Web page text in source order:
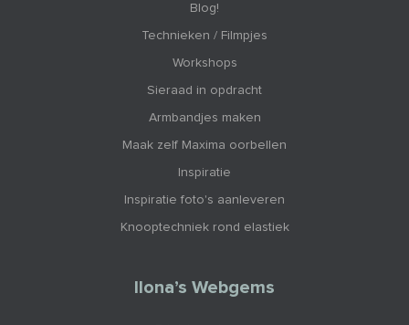
Blog!
Technieken / Filmpjes
Workshops
Sieraad in opdracht
Armbandjes maken
Maak zelf Maxima oorbellen
Inspiratie
Inspiratie foto's aanleveren
Knooptechniek rond elastiek
Ilona’s Webgems